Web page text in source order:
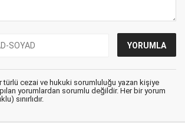
türlü cezai ve hukuki sorumluluğu yazan kişiye
yorumlardan sorumlu değildir. Her bir yorum
sınırlıdır.